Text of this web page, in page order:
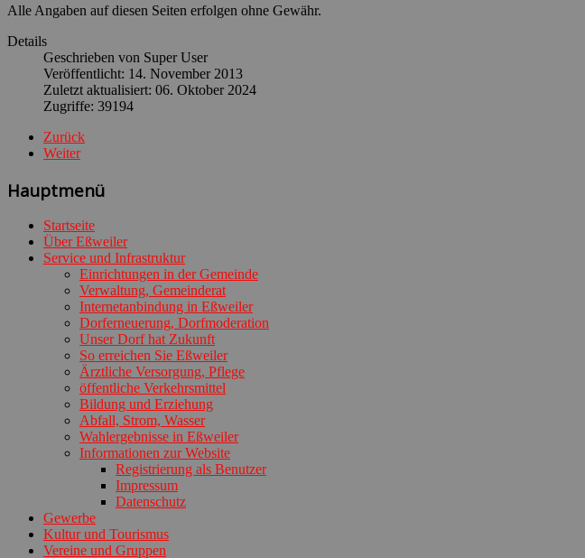
Alle Angaben auf diesen Seiten erfolgen ohne Gewähr.
Details
Geschrieben von Super User
Veröffentlicht: 14. November 2013
Zuletzt aktualisiert: 06. Oktober 2024
Zugriffe: 39194
Zurück
Weiter
Hauptmenü
Startseite
Über Eßweiler
Service und Infrastruktur
Einrichtungen in der Gemeinde
Verwaltung, Gemeinderat
Internetanbindung in Eßweiler
Dorferneuerung, Dorfmoderation
Unser Dorf hat Zukunft
So erreichen Sie Eßweiler
Ärztliche Versorgung, Pflege
öffentliche Verkehrsmittel
Bildung und Erziehung
Abfall, Strom, Wasser
Wahlergebnisse in Eßweiler
Informationen zur Website
Registrierung als Benutzer
Impressum
Datenschutz
Gewerbe
Kultur und Tourismus
Vereine und Gruppen